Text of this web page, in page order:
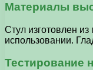
Материалы
Стул изготовлен
использовании.
Тестирование